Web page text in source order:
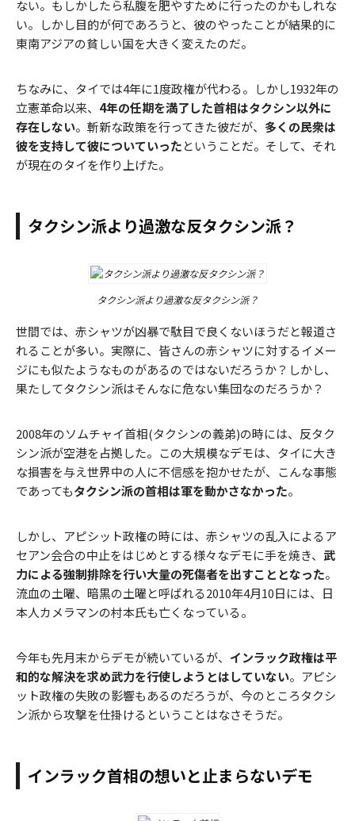
ない。もしかしたら私腹を肥やすために行ったのかもしれな
い。しかし目的が何であろうと、彼のやったことが結果的に
東南アジアの貧しい国を大きく変えたのだ。
ちなみに、タイでは4年に1度政権が代わる。しかし1932年の
立憲革命以来、 4年の任期を満了した首相はタクシン以外に
存在しない。斬新な政策を行ってきた彼だが、 多くの民衆は
彼を支持して彼についていったということだ。そして、それ
が現在のタイを作り上げた。
タクシン派より過激な反タクシン派？
タクシン派より過激な反タクシン派？
世間では、赤シャツが凶暴で駄目で良くないほうだと報道さ
れることが多い。実際に、皆さんの赤シャツに対するイメー
ジにも似たようなものがあるのではないだろうか？しかし、
果たしてタクシン派はそんなに危ない集団なのだろうか？
2008年のソムチャイ首相(タクシンの義弟)の時には、反タク
シン派が空港を占拠した。この大規模なデモは、タイに大き
な損害を与え世界中の人に不信感を抱かせたが、こんな事態
であってもタクシン派の首相は軍を動かさなかった。
しかし、アピシット政権の時には、赤シャツの乱入によるア
セアン会合の中止をはじめとする様々なデモに手を焼き、 武
力による強制排除を行い大量の死傷者を出すこととなった。
流血の土曜、暗黒の土曜と呼ばれる2010年4月10日には、日
本人カメラマンの村本氏も亡くなっている。
今年も先月末からデモが続いているが、 インラック政権は平
和的な解決を求め武力を行使しようとはしていない。アピシ
ット政権の失敗の影響もあるのだろうが、今のところタクシ
ン派から攻撃を仕掛けるということはなさそうだ。
インラック首相の想いと止まらないデモ